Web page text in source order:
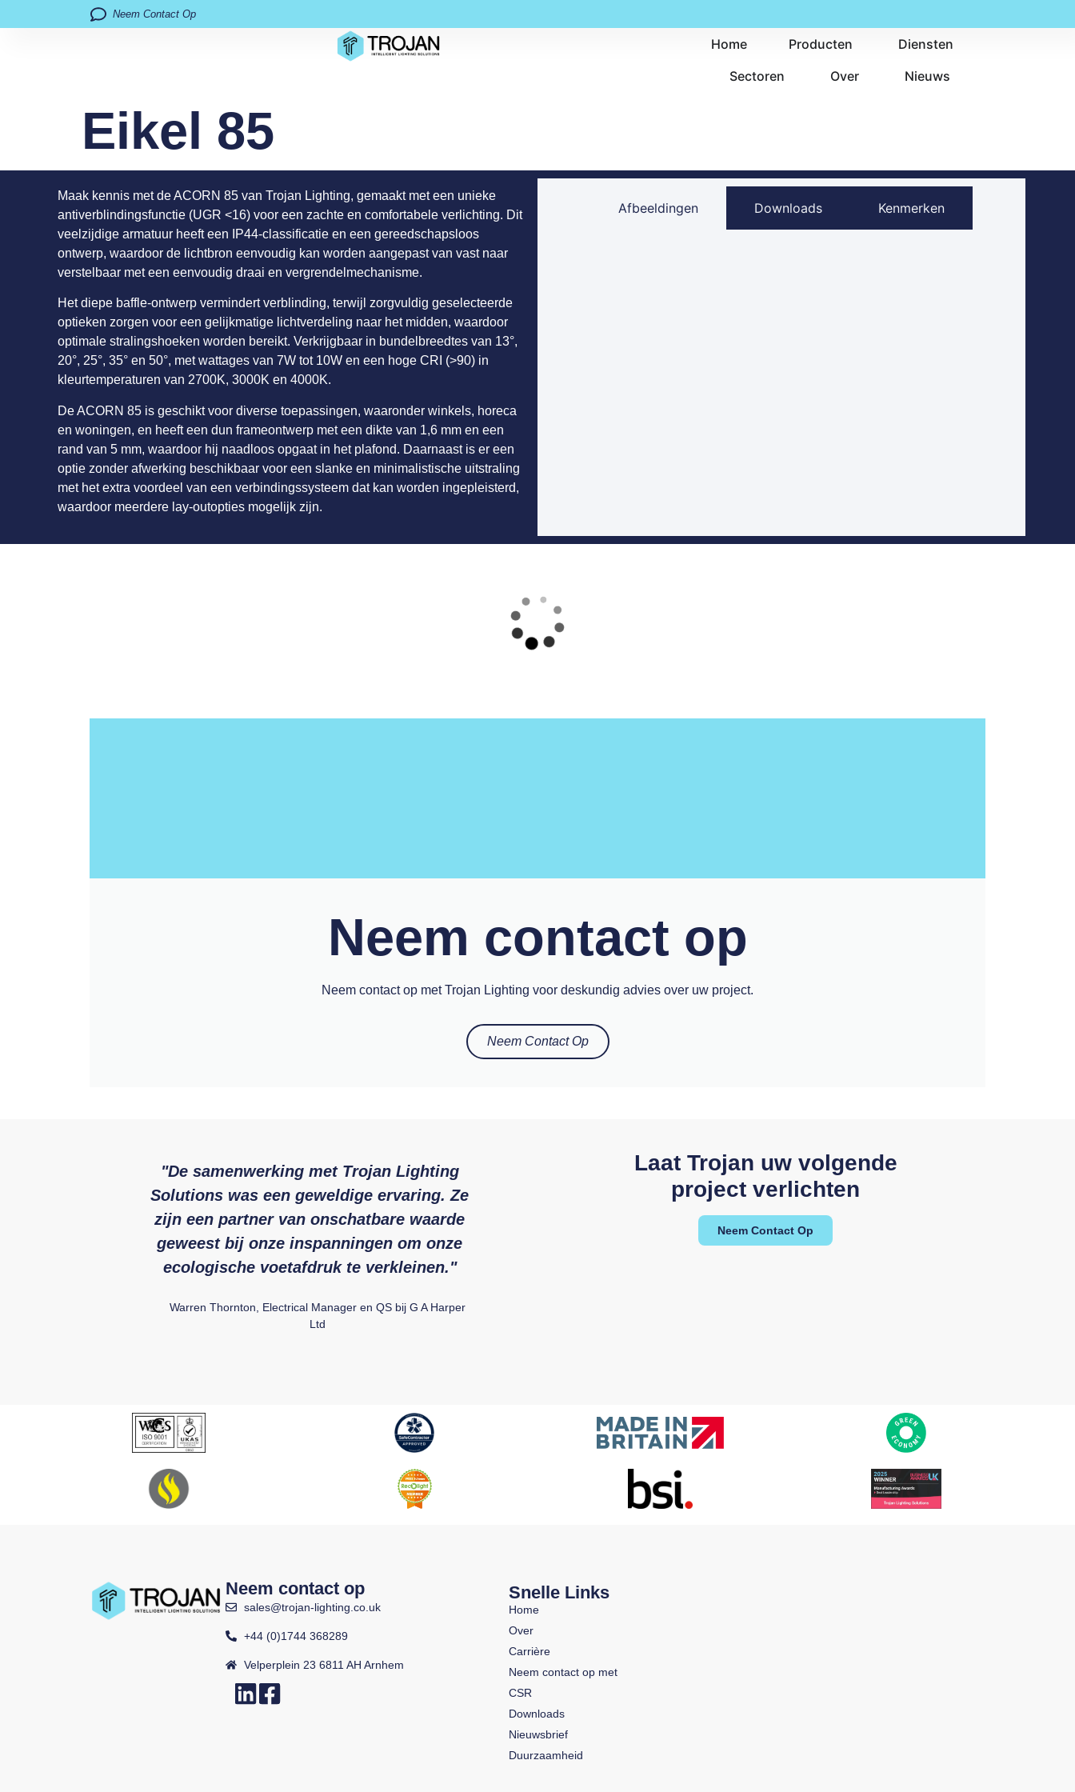
Neem Contact Op
Home Producten
Diensten
Sectoren
Over Nieuws
Eikel 85
Maak kennis met de ACORN 85 van Trojan Lighting, gemaakt met een unieke
antiverblindingsfunctie (UGR <16) voor een zachte en comfortabele verlichting. Dit
veelzijdige armatuur heeft een IP44-classificatie en een gereedschapsloos
ontwerp, waardoor de lichtbron eenvoudig kan worden aangepast van vast naar
verstelbaar met een eenvoudig draai en vergrendelmechanisme.
Het diepe baffle-ontwerp vermindert verblinding, terwijl zorgvuldig geselecteerde
optieken zorgen voor een gelijkmatige lichtverdeling naar het midden, waardoor
optimale stralingshoeken worden bereikt. Verkrijgbaar in bundelbreedtes van 13°,
20°, 25°, 35° en 50°, met wattages van 7W tot 10W en een hoge CRI (>90) in
kleurtemperaturen van 2700K, 3000K en 4000K.
De ACORN 85 is geschikt voor diverse toepassingen, waaronder winkels, horeca
en woningen, en heeft een dun frameontwerp met een dikte van 1,6 mm en een
rand van 5 mm, waardoor hij naadloos opgaat in het plafond. Daarnaast is er een
optie zonder afwerking beschikbaar voor een slanke en minimalistische uitstraling
met het extra voordeel van een verbindingssysteem dat kan worden ingepleisterd,
waardoor meerdere lay-outopties mogelijk zijn.
Afbeeldingen Downloads Kenmerken
Neem contact op
Neem contact op met Trojan Lighting voor deskundig advies over uw project.
Neem Contact Op
"De samenwerking met Trojan Lighting
Solutions was een geweldige ervaring. Ze
zijn een partner van onschatbare waarde
geweest bij onze inspanningen om onze
ecologische voetafdruk te verkleinen."
Warren Thornton, Electrical Manager en QS bij G A Harper
Ltd
Laat Trojan uw volgende
project verlichten
Neem Contact Op
Neem contact op
sales@trojan-lighting.co.uk
+44 (0)1744 368289
Velperplein 23 6811 AH Arnhem
Snelle Links
Home
Over
Carrière
Neem contact op met
CSR
Downloads
Nieuwsbrief
Duurzaamheid